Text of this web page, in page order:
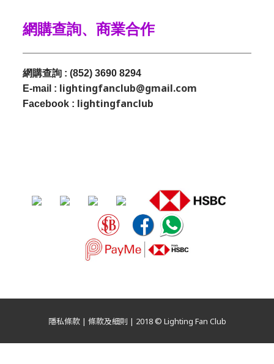
網購查詢、商業合作
網購查詢 : (852) 3690 8294
E-mail : lightingfanclub@gmail.com
Facebook : lightingfanclub
隱私條款 | 條款及細則 | 2018 © Lighting Fan Club